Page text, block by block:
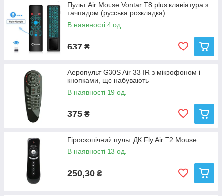
Пульт Air Mouse Vontar T8 plus клавіатура з
тачпадом (русська розкладка)
В наявності 4 од.
637 ₴
Аеропульт G30S Air 33 IR з мікрофоном і
кнопками, що набувають
В наявності 19 од.
375 ₴
Гіроскопічний пульт ДК Fly Air T2 Mouse
В наявності 13 од.
250,30 ₴